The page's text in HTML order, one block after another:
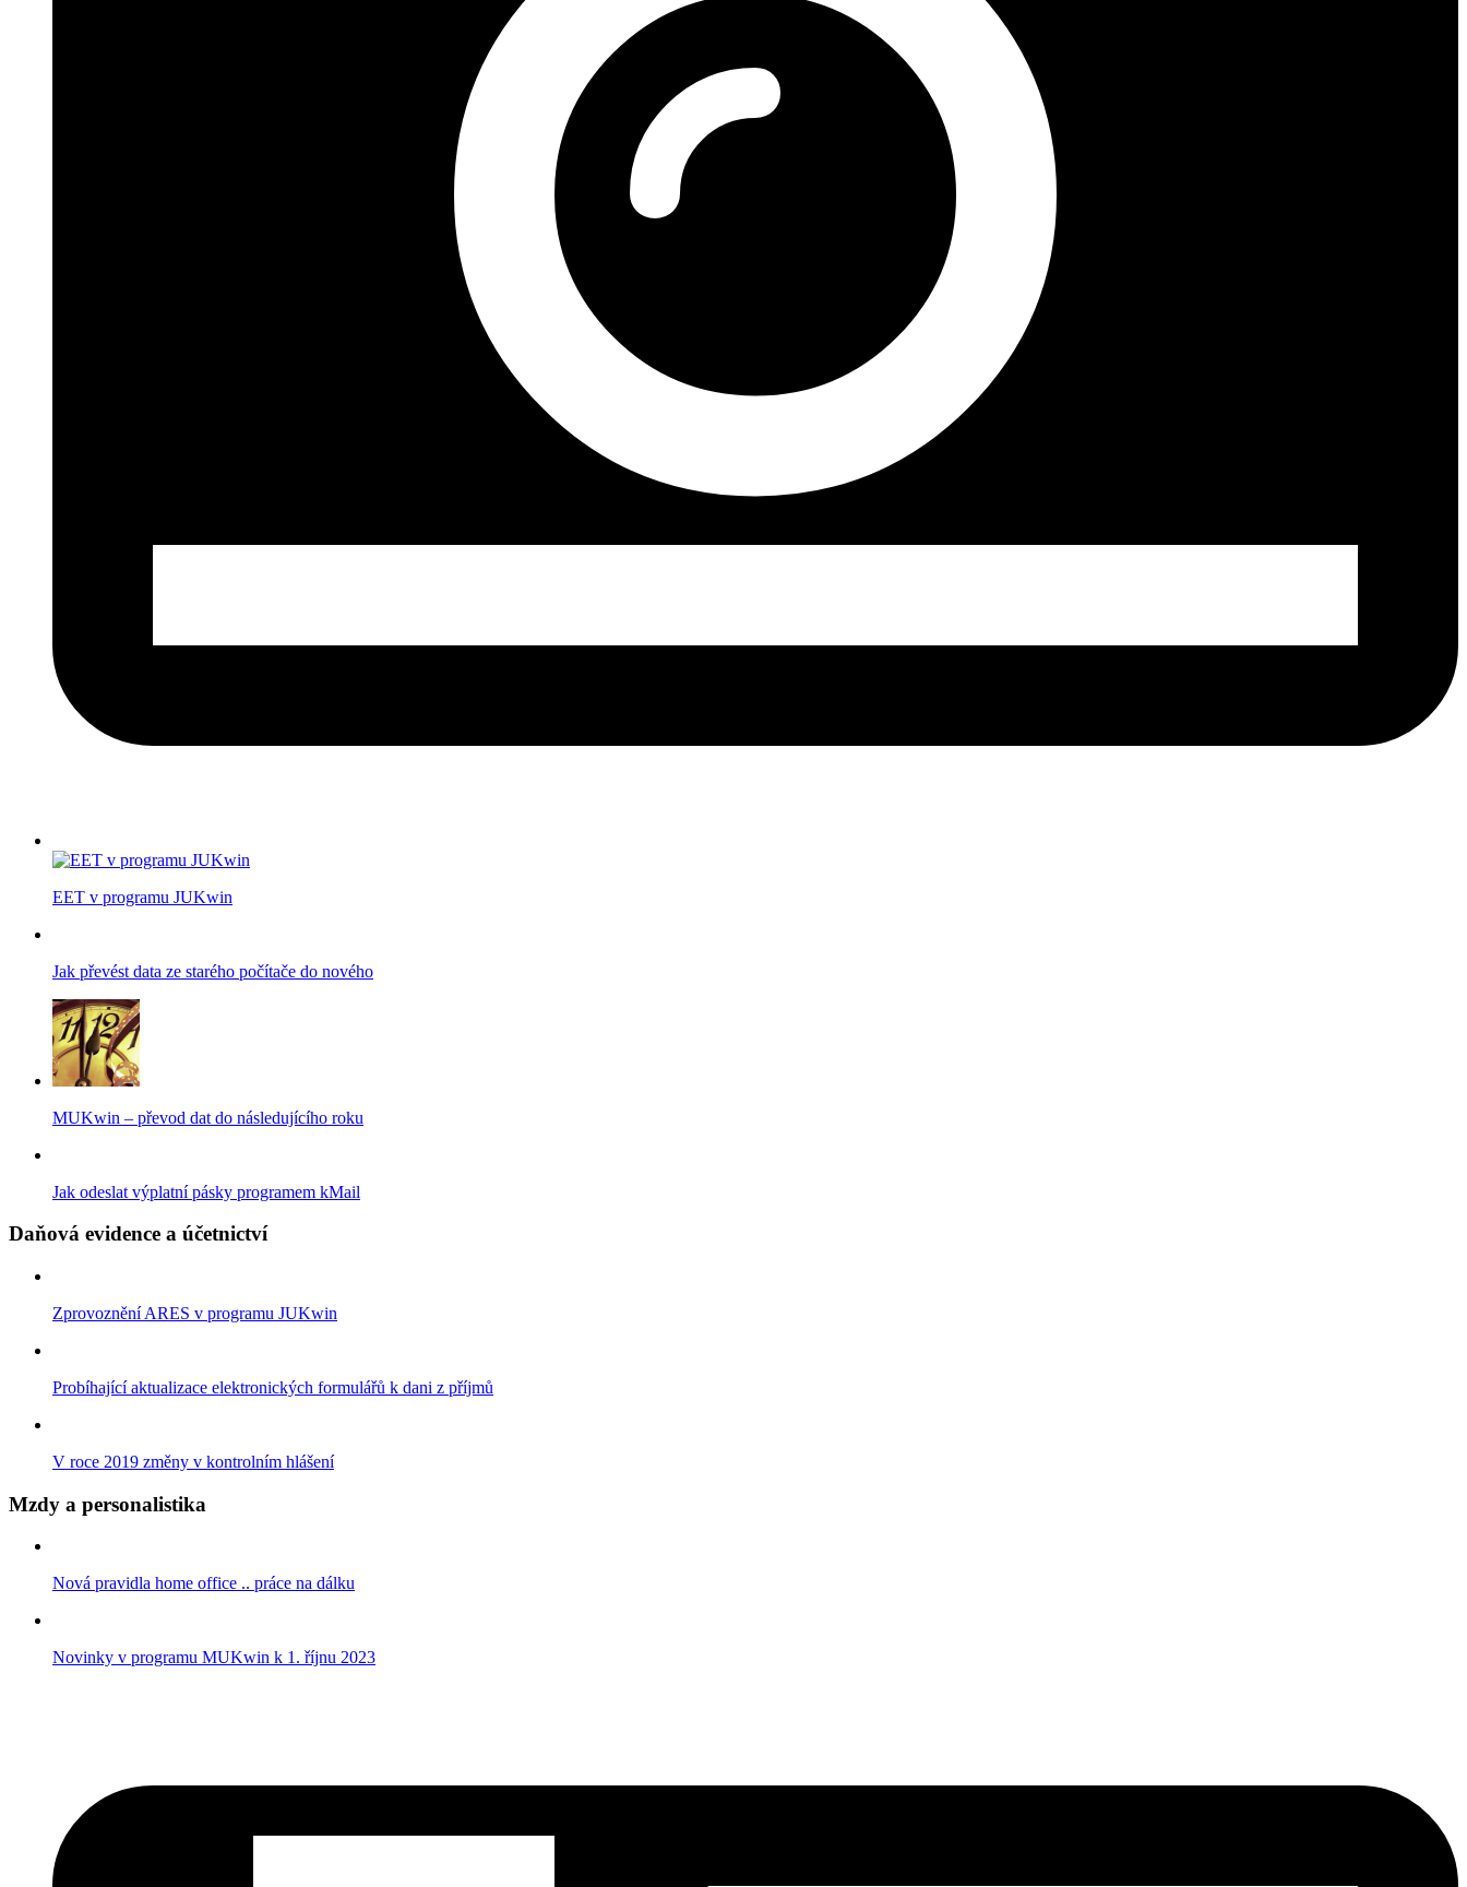
EET v programu JUKwin
Jak převést data ze starého počítače do nového
MUKwin – převod dat do následujícího roku
Jak odeslat výplatní pásky programem kMail
Daňová evidence a účetnictví
Zprovoznění ARES v programu JUKwin
Probíhající aktualizace elektronických formulářů k dani z příjmů
V roce 2019 změny v kontrolním hlášení
Mzdy a personalistika
Nová pravidla home office .. práce na dálku
Novinky v programu MUKwin k 1. říjnu 2023